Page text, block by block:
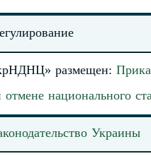
размещен:
национального
Украины